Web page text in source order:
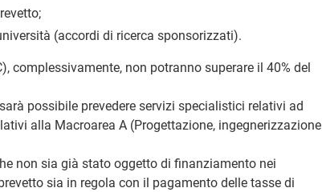
(accordi di ricerca sponsorizzati).
complessivamente, non potranno superare il 40% del
possibile prevedere servizi specialistici relativi ad
alla Macroarea A (Progettazione, ingegnerizzazione
non sia già stato oggetto di finanziamento nei
sia in regola con il pagamento delle tasse di